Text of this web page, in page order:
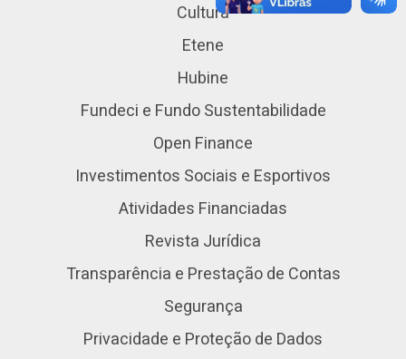
Cultura
Etene
Hubine
Fundeci e Fundo Sustentabilidade
Open Finance
Investimentos Sociais e Esportivos
Atividades Financiadas
Revista Jurídica
Transparência e Prestação de Contas
Segurança
Privacidade e Proteção de Dados